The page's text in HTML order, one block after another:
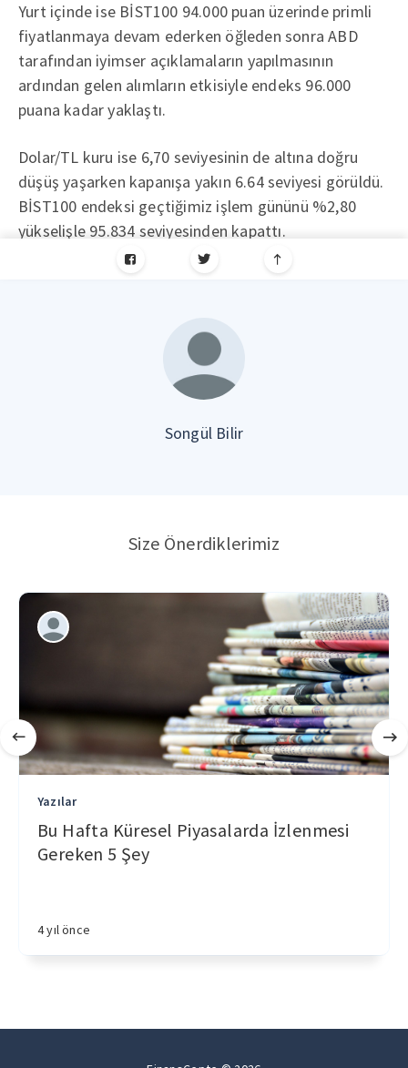
Yurt içinde ise BİST100 94.000 puan üzerinde primli
fiyatlanmaya devam ederken öğleden sonra ABD
tarafından iyimser açıklamaların yapılmasının
ardından gelen alımların etkisiyle endeks 96.000
puana kadar yaklaştı.
Dolar/TL kuru ise 6,70 seviyesinin de altına doğru
düşüş yaşarken kapanışa yakın 6.64 seviyesi görüldü.
BİST100 endeksi geçtiğimiz işlem gününü %2,80
yükselişle 95.834 seviyesinden kapattı.
Songül Bilir
Size Önerdiklerimiz
Yazılar
Bu Hafta Küresel Piyasalarda İzlenmesi
Gereken 5 Şey
4 yıl önce